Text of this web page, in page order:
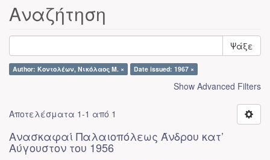
Αναζήτηση
Ψάξε
Author: Κοντολέων, Νικόλαος Μ. × Date issued: 1967 ×
Show Advanced Filters
Αποτελέσματα 1-1 από 1
Ανασκαφαί Παλαιοπόλεως Άνδρου κατ’
Αύγουστον του 1956